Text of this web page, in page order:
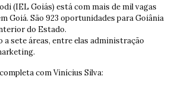
(IEL Goiás) está com mais de mil vagas
Goiá. São 923 oportunidades para Goiânia
do Estado.
a sete áreas, entre elas administração
com Vinícius Silva: